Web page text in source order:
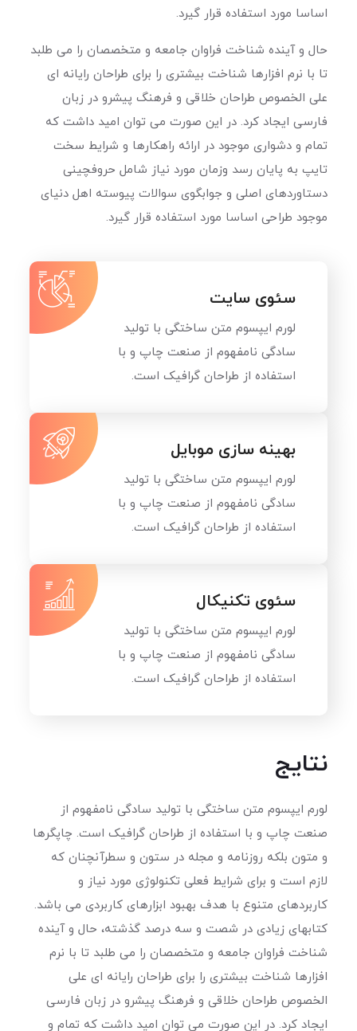
اساسا مورد استفاده قرار گیرد.
حال و آینده شناخت فراوان جامعه و متخصصان را می طلبد
تا با نرم افزارها شناخت بیشتری را برای طراحان رایانه ای
علی الخصوص طراحان خلاقی و فرهنگ پیشرو در زبان
فارسی ایجاد کرد. در این صورت می توان امید داشت که
تمام و دشواری موجود در ارائه راهکارها و شرایط سخت
تایپ به پایان رسد وزمان مورد نیاز شامل حروفچینی
دستاوردهای اصلی و جوابگوی سوالات پیوسته اهل دنیای
موجود طراحی اساسا مورد استفاده قرار گیرد.
سئوی سایت
لورم ایپسوم متن ساختگی با تولید
سادگی نامفهوم از صنعت چاپ و با
استفاده از طراحان گرافیک است.
بهینه سازی موبایل
لورم ایپسوم متن ساختگی با تولید
سادگی نامفهوم از صنعت چاپ و با
استفاده از طراحان گرافیک است.
سئوی تکنیکال
لورم ایپسوم متن ساختگی با تولید
سادگی نامفهوم از صنعت چاپ و با
استفاده از طراحان گرافیک است.
نتایج
لورم ایپسوم متن ساختگی با تولید سادگی نامفهوم از
صنعت چاپ و با استفاده از طراحان گرافیک است. چاپگرها
و متون بلکه روزنامه و مجله در ستون و سطرآنچنان که
لازم است و برای شرایط فعلی تکنولوژی مورد نیاز و
کاربردهای متنوع با هدف بهبود ابزارهای کاربردی می باشد.
کتابهای زیادی در شصت و سه درصد گذشته، حال و آینده
شناخت فراوان جامعه و متخصصان را می طلبد تا با نرم
افزارها شناخت بیشتری را برای طراحان رایانه ای علی
الخصوص طراحان خلاقی و فرهنگ پیشرو در زبان فارسی
ایجاد کرد. در این صورت می توان امید داشت که تمام و